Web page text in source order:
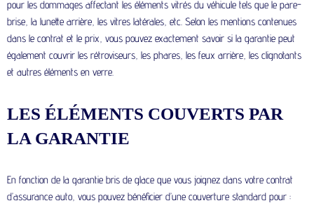
pour les dommages affectant les éléments vitrés du véhicule tels que le pare-
brise, la lunette arrière, les vitres latérales, etc. Selon les mentions contenues
dans le contrat et le prix, vous pouvez exactement savoir si la garantie peut
également couvrir les rétroviseurs, les phares, les feux arrière, les clignotants
et autres éléments en verre.
LES ÉLÉMENTS COUVERTS PAR
LA GARANTIE
En fonction de la garantie bris de glace que vous joignez dans votre contrat
d’assurance auto, vous pouvez bénéficier d’une couverture standard pour :